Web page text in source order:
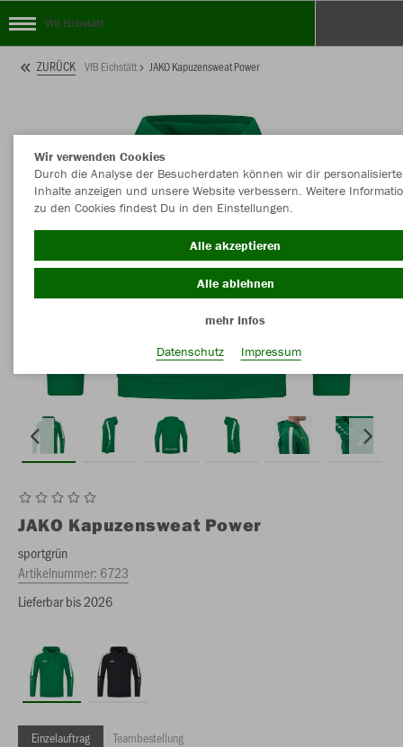
VfB Eichstätt
ZURÜCK VfB Eichstätt JAKO Kapuzensweat Power
JAKO Kapuzensweat Power
sportgrün
Artikelnummer: 6723
Lieferbar bis 2026
Einzelauftrag Teambestellung
Wir verwenden Cookies
Durch die Analyse der Besucherdaten können wir dir personalisierte
Inhalte anzeigen und unsere Website verbessern. Weitere
zu den Cookies findest Du in den Einstellungen.
Alle akzeptieren
Alle ablehnen
mehr Infos
Datenschutz
Impressum